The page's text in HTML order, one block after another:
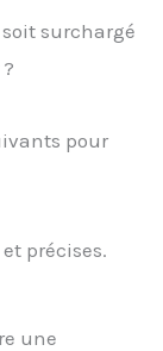
surchargé
pour
précises.
une